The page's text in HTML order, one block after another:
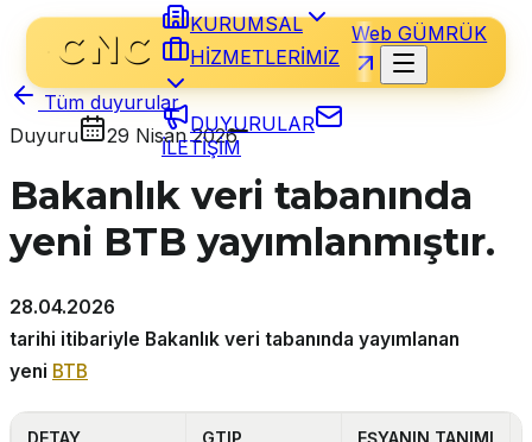
KURUMSAL
HİZMETLERİMİZ
DUYURULAR
İLETİŞİM
Web GÜMRÜK
Tüm duyurular
Duyuru
29 Nisan 2026
Bakanlık veri tabanında
yeni BTB yayımlanmıştır.
28.04.2026
tarihi itibariyle Bakanlık veri tabanında yayımlanan
yeni BTB
DETAY GTIP EŞYANIN TANIMI